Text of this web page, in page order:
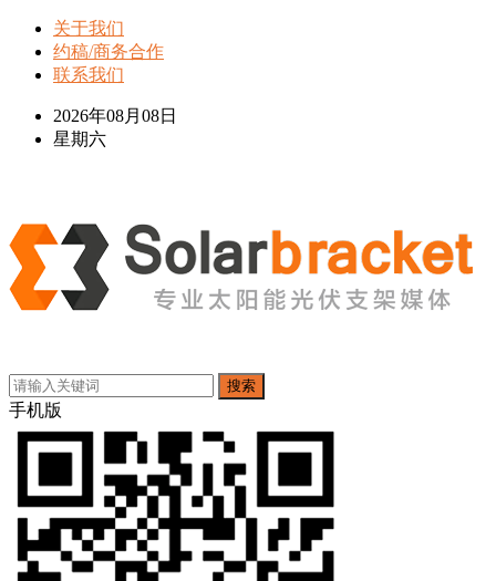
关于我们
约稿/商务合作
联系我们
2026年08月08日
星期六
搜索
手机版